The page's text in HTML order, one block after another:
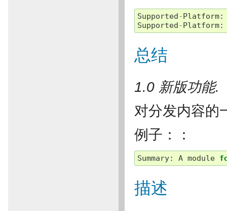
Supported-Platform:
Supported-Platform:
总结
1.0 新版功能.
对分发内容的
例子：：
Summary: A module
描述